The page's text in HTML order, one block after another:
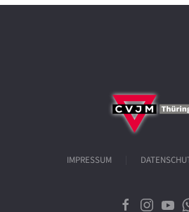
IMPRESSUM